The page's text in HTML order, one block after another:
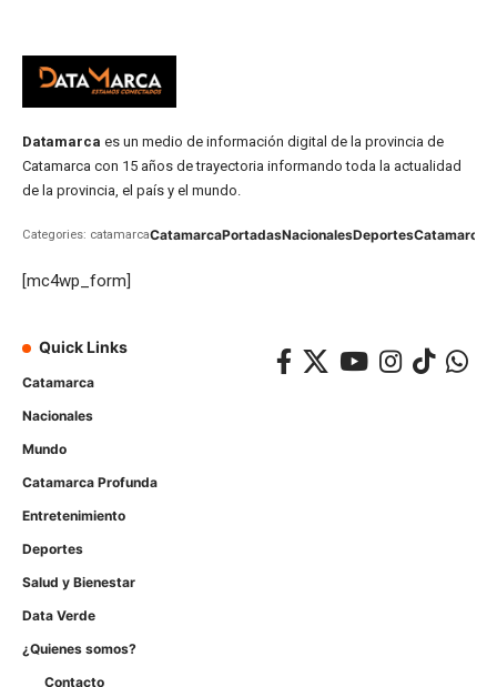
Datamarca es un medio de información digital de la provincia de
Catamarca con 15 años de trayectoria informando toda la actualidad
de la provincia, el país y el mundo.
Categories: catamarcaCatamarcaPortadasNacionalesDeportesCatamarca
[mc4wp_form]
Quick Links
Catamarca
Nacionales
Mundo
Catamarca Profunda
Entretenimiento
Deportes
Salud y Bienestar
Data Verde
¿Quienes somos?
Contacto